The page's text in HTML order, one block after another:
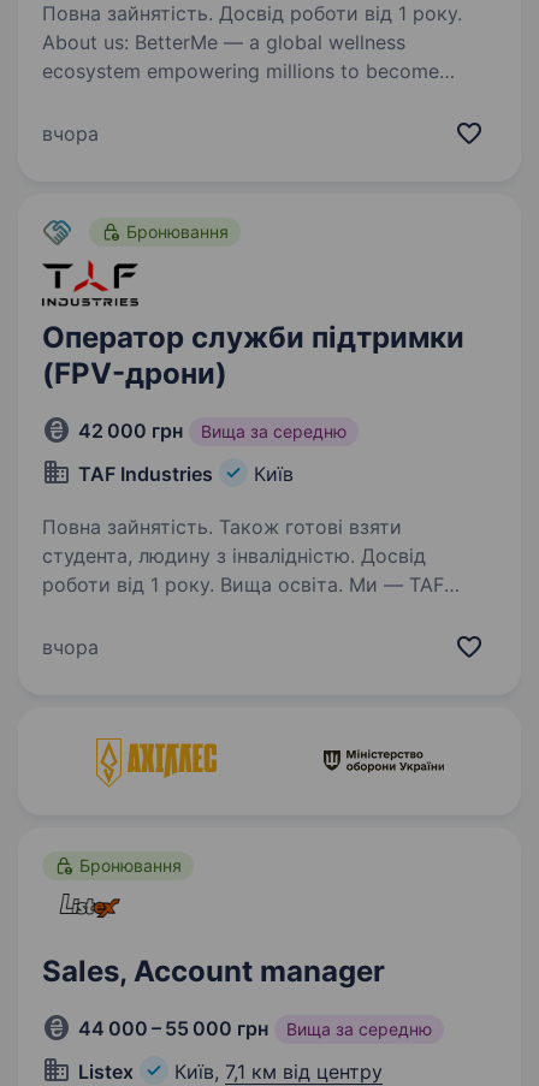
Повна зайнятість. Досвід роботи від 1 року.
About us: BetterMe — a global wellness
ecosystem empowering millions to become
We build what makes people better and keep
вчора
Бронювання
Оператор служби підтримки
(FPV-дрони)
42 000 грн Вища за середню
TAF Industries Київ
Повна зайнятість. Також готові взяти
студента, людину з інвалідністю. Досвід
роботи від 1 року. Вища освіта. Ми — TAF
та розробки військових технологій від FPV-
вчора
Бронювання
Sales, Account manager
44 000 – 55 000 грн Вища за середню
Listex Київ, 7,1 км від центру